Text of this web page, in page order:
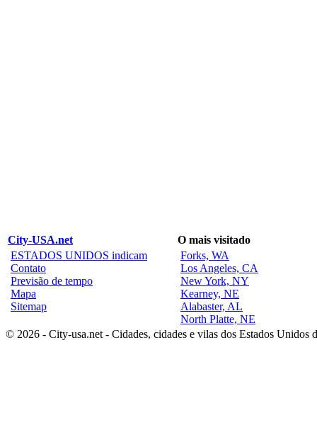
City-USA.net
O mais visitado
ESTADOS UNIDOS indicam
Contato
Previsão de tempo
Mapa
Sitemap
Forks, WA
Los Angeles, CA
New York, NY
Kearney, NE
Alabaster, AL
North Platte, NE
© 2026 - City-usa.net - Cidades, cidades e vilas dos Estados Unidos